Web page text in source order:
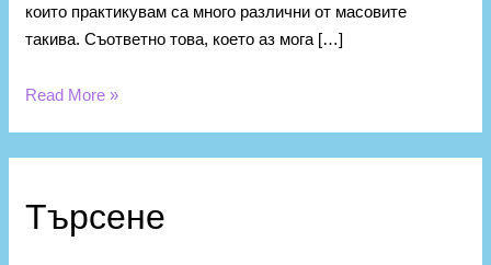
които практикувам са много различни от масовите
такива. Съответно това, което аз мога […]
Read More »
Търсене
а